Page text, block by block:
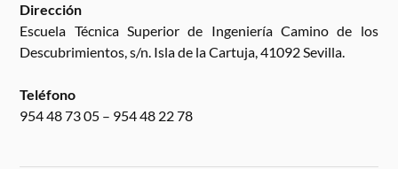
Dirección
Escuela Técnica Superior de Ingeniería Camino de los
Descubrimientos, s/n. Isla de la Cartuja, 41092 Sevilla.
Teléfono
954 48 73 05 – 954 48 22 78